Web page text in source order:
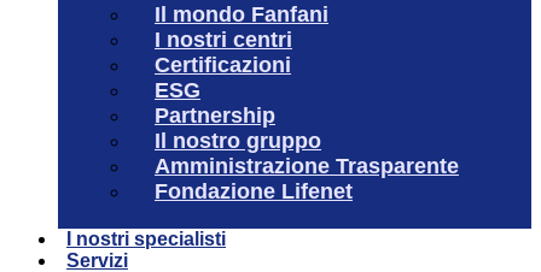
Il mondo Fanfani
I nostri centri
Certificazioni
ESG
Partnership
Il nostro gruppo
Amministrazione Trasparente
Fondazione Lifenet
I nostri specialisti
Servizi